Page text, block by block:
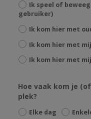
Ik speel of
gebruiker)
Ik kom hier met
Ik kom hier met
Ik kom hier met
Hoe vaak kom je
plek?
Elke dag